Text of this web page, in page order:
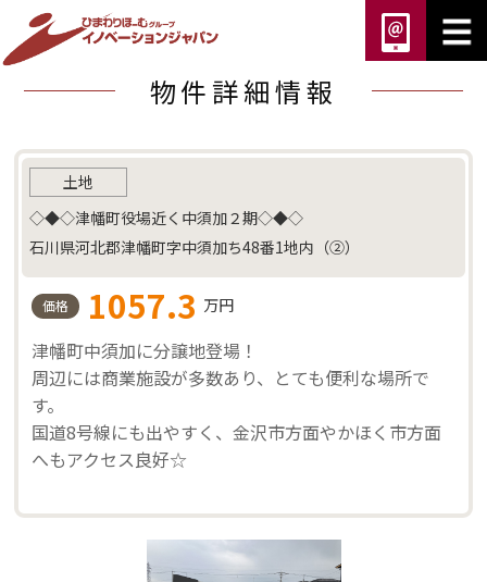
物件詳細情報
土地
◇◆◇津幡町役場近く中須加２期◇◆◇
石川県河北郡津幡町字中須加ち48番1地内（②）
価格 1057.3 万円
津幡町中須加に分譲地登場！
周辺には商業施設が多数あり、とても便利な場所で
す。
国道8号線にも出やすく、金沢市方面やかほく市方面
へもアクセス良好☆